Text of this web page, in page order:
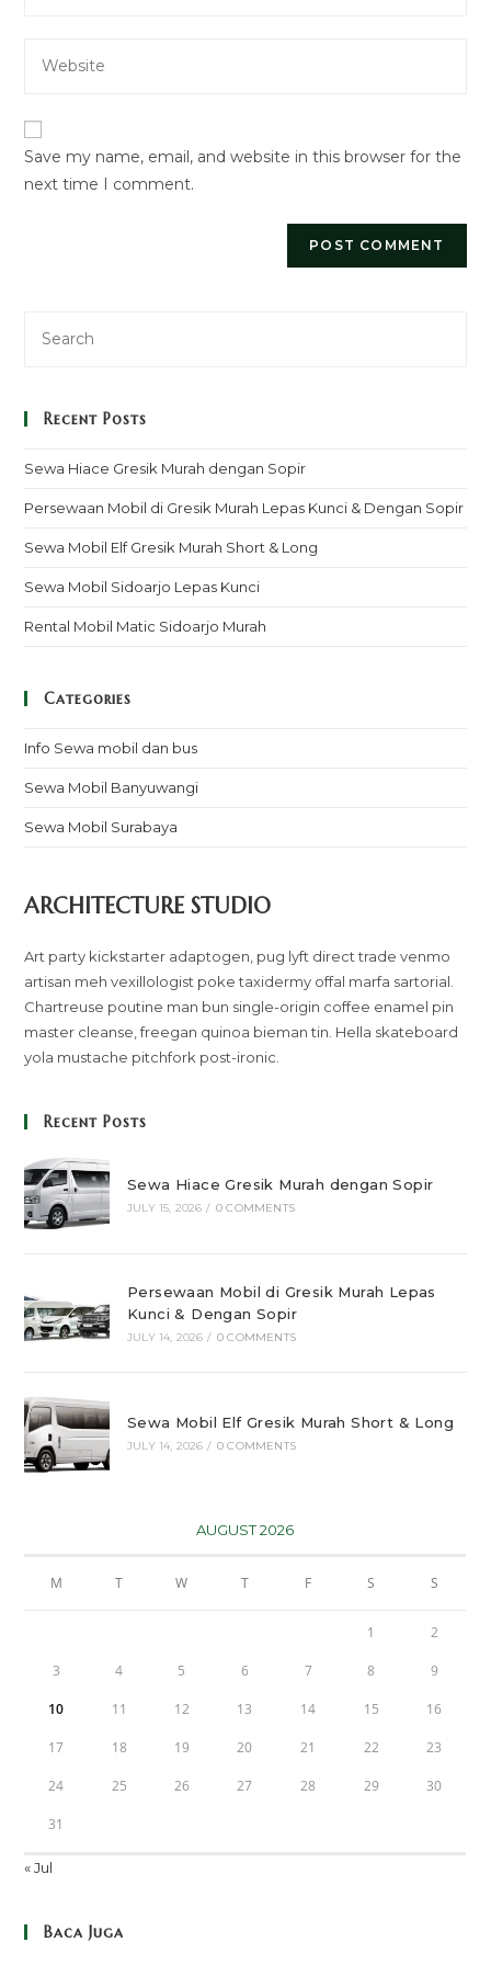
comment
address
your
URL
(optional)
Save my name, email, and website in this browser for the
next time I comment.
Recent Posts
Sewa Hiace Gresik Murah dengan Sopir
Persewaan Mobil di Gresik Murah Lepas Kunci & Dengan Sopir
Sewa Mobil Elf Gresik Murah Short & Long
Sewa Mobil Sidoarjo Lepas Kunci
Rental Mobil Matic Sidoarjo Murah
Categories
Info Sewa mobil dan bus
Sewa Mobil Banyuwangi
Sewa Mobil Surabaya
ARCHITECTURE STUDIO
Art party kickstarter adaptogen, pug lyft direct trade venmo
artisan meh vexillologist poke taxidermy offal marfa sartorial.
Chartreuse poutine man bun single-origin coffee enamel pin
master cleanse, freegan quinoa bieman tin. Hella skateboard
yola mustache pitchfork post-ironic.
Recent Posts
Sewa Hiace Gresik Murah dengan Sopir
JULY 15, 2026 / 0 COMMENTS
Persewaan Mobil di Gresik Murah Lepas
Kunci & Dengan Sopir
JULY 14, 2026 / 0 COMMENTS
Sewa Mobil Elf Gresik Murah Short & Long
JULY 14, 2026 / 0 COMMENTS
AUGUST 2026
M T W T F S S
1 2
3 4 5 6 7 8 9
10 11 12 13 14 15 16
17 18 19 20 21 22 23
24 25 26 27 28 29 30
31
« Jul
Baca Juga